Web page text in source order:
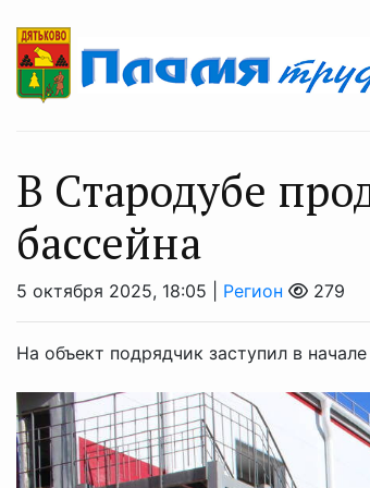
В Стародубе
бассейна
5 октября 2025, 18:05 | Регион 279
На объект подрядчик заступил в